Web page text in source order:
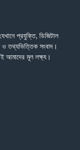
প্রযুক্তি, ডিজিটাল
ও তথ্যভিত্তিক সংবাদ।
আমাদের মূল লক্ষ্য।